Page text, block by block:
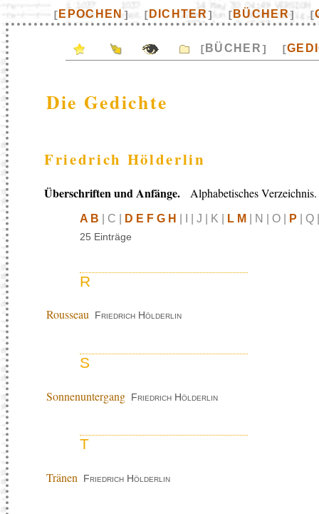
[ EPOCHEN ] [ DICHTER] [ BÜCHER] [
[ BÜCHER] [
Die Gedichte
Friedrich Hölderlin
Überschriften und Anfänge. Alphabetisches Verzeichnis.
A B | C | D E F G H | I | J | K | L M | N | O | P | Q
25 Einträge
R
Rousseau Friedrich Hölderlin
S
Sonnenuntergang Friedrich Hölderlin
T
Tränen Friedrich Hölderlin